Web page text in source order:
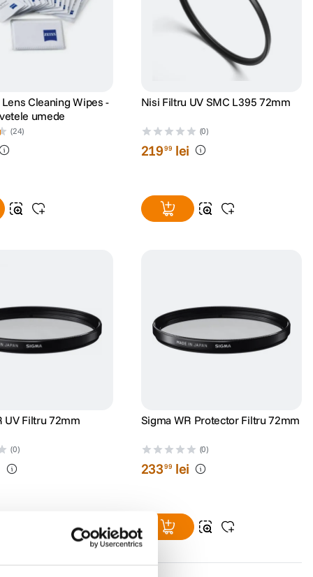
Cleaning Wipes -
umede
(24)
Nisi Filtru UV SMC L395 72mm
(0)
21999 lei
UV Filtru 72mm
(0)
Sigma WR Protector Filtru 72mm
(0)
23399 lei